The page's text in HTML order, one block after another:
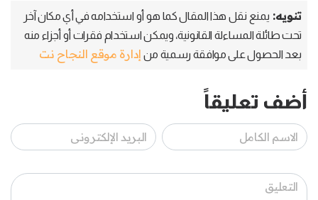
تنويه: يمنع نقل هذا المقال كما هو أو استخدامه في أي مكان آخر
تحت طائلة المساءلة القانونية، ويمكن استخدام فقرات أو أجزاء منه
بعد الحصول على موافقة رسمية من إدارة موقع النجاح نت
أضف تعليقاً